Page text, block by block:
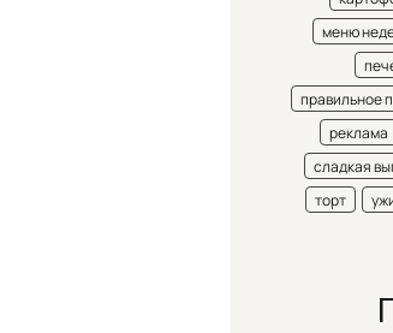
меню
правильное
реклама
сладкая
торт